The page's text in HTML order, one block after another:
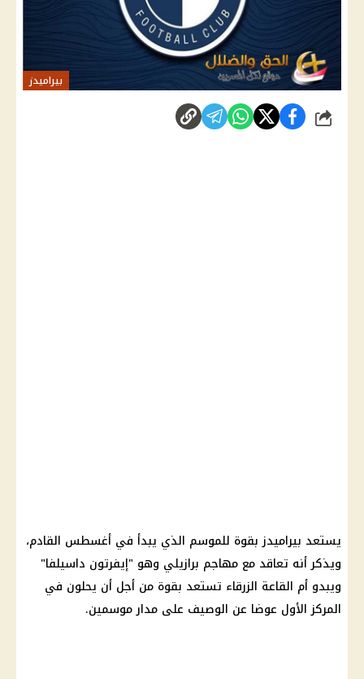
بيراميدز
شارك
يستعد بيراميدز بقوة للموسم الذي يبدأ في أغسطس القادم،
ويذكر أنه تعاقد مع مهاجم برازيلي وهو "إيفرتون داسيلفا"
ويبدو أم القاعة الزرقاء تستعد بقوة من أجل أن يحلون في
المركز الأول عوضا عن الوصيف على مدار موسمين.